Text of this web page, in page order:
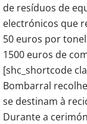
de resíduos de
electrónicos que
50 euros por
1500 euros de
[shc_shortcode
Bombarral
se destinam à
Durante a